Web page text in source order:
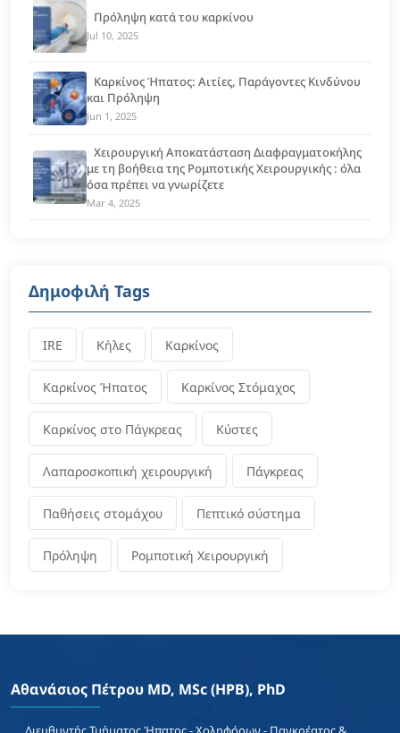
Πρόληψη κατά του καρκίνου
Jul 10, 2025
Καρκίνος Ήπατος: Αιτίες, Παράγοντες Κινδύνου
και Πρόληψη
Jun 1, 2025
Χειρουργική Αποκατάσταση Διαφραγματοκήλης
με τη βοήθεια της Ρομποτικής Χειρουργικής : όλα
όσα πρέπει να γνωρίζετε
Mar 4, 2025
Δημοφιλή Tags
IRE Κήλες Καρκίνος
Καρκίνος Ήπατος Καρκίνος Στόμαχος
Καρκίνος στο Πάγκρεας Κύστες
Λαπαροσκοπική χειρουργική Πάγκρεας
Παθήσεις στομάχου Πεπτικό σύστημα
Πρόληψη Ρομποτική Χειρουργική
Αθανάσιος Πέτρου MD, MSc (HPB), PhD